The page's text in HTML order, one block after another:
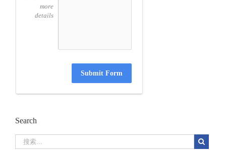
more
details
Submit Form
Search